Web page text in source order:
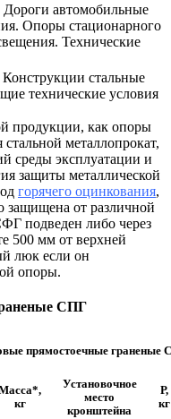
автомобильные
Опоры стационарного
Технические
стальные
технические условия
продукции, как опоры
металлопрокат,
среды эксплуатации и
защиты металлической
горячего оцинкования,
защищена от различной
подведен либо через
500 мм от верхней
люк если он
опоры.
СПГ
прямостоечные граненые
кг
Установочное
место
кронштейна
Р,
кг